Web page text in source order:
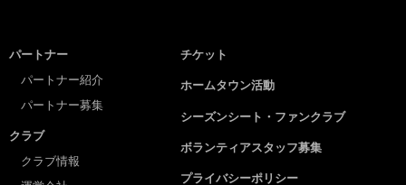
パートナー
パートナー紹介
パートナー募集
クラブ
クラブ情報
チケット
ホームタウン活動
シーズンシート・ファンクラブ
ボランティアスタッフ募集
プライバシーポリシー